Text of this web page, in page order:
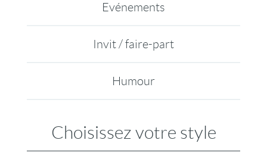
Evénements
Invit / faire-part
Humour
Choisissez votre style